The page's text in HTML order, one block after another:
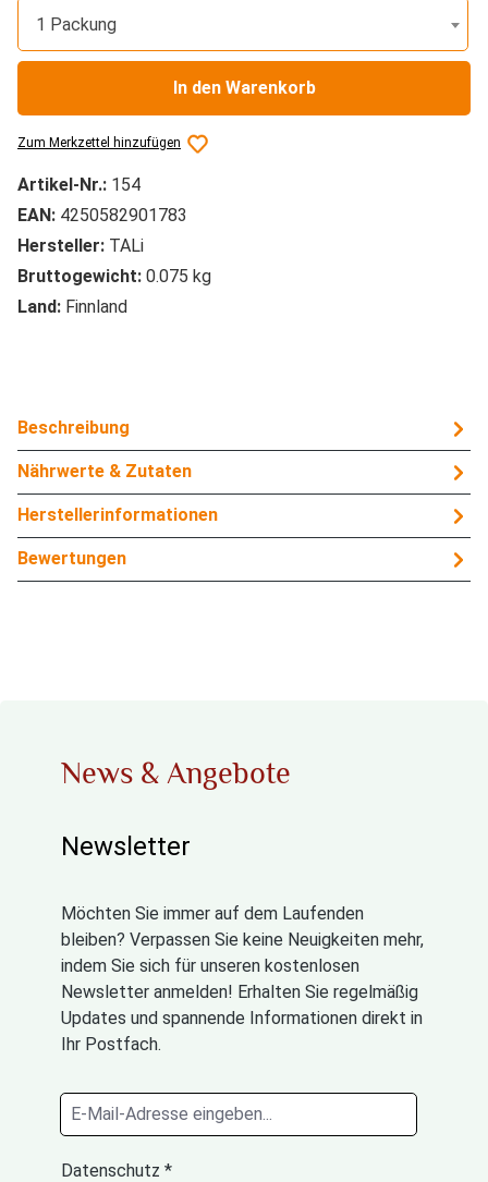
1 Packung
In den Warenkorb
Zum Merkzettel hinzufügen
Artikel-Nr.: 154
EAN: 4250582901783
Hersteller: TALi
Bruttogewicht: 0.075 kg
Land: Finnland
Beschreibung
Nährwerte & Zutaten
Herstellerinformationen
Bewertungen
News & Angebote
Newsletter
Möchten Sie immer auf dem Laufenden
bleiben? Verpassen Sie keine Neuigkeiten mehr,
indem Sie sich für unseren kostenlosen
Newsletter anmelden! Erhalten Sie regelmäßig
Updates und spannende Informationen direkt in
Ihr Postfach.
Datenschutz *